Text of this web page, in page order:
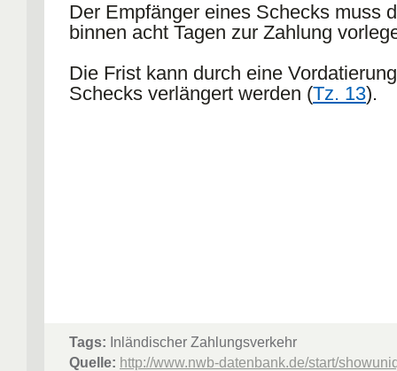
Der Empfänger eines Schecks muss
binnen acht Tagen zur Zahlung
Die Frist kann durch eine
Schecks verlängert werden (Tz. 13).
Tags: Inländischer Zahlungsverkehr
Quelle: http://www.nwb-datenbank.de/start/